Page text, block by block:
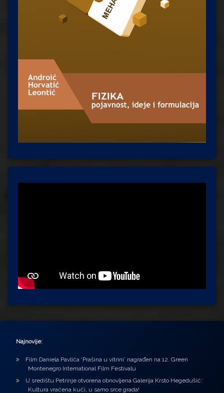
Najnovije:
Film Daniela Pavlića ‘Prašina u vitrini’ nagrađen na 12. Green
Montenegro International Film Festivalu
U središtu Petrinje otvorena obnovljena Galerija Krsto Hegedušić:
Kultura vraćena kući, u samo srce grada!